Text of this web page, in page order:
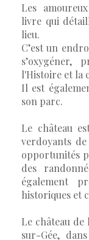
Les
livre qui
lieu.
C’est un
s’oxygéner,
l'Histoire et la
Il est
son parc.
Le château
verdoyants
opportunités
des
également
historiques et
Le château de
sur-Gée,